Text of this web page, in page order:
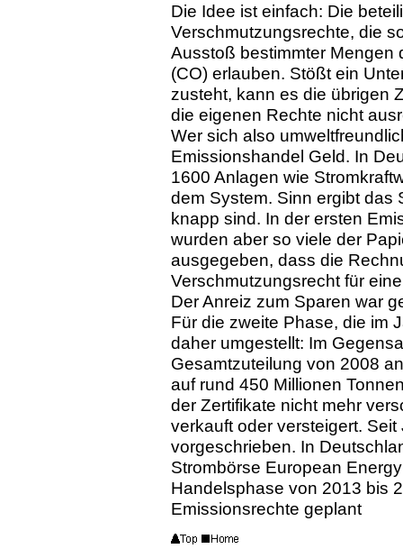
Die Idee ist einfach: Die
Verschmutzungsrechte, die
Ausstoß bestimmter Mengen
(CO) erlauben. Stößt ein
zusteht, kann es die übrigen
die eigenen Rechte nicht
Wer sich also
Emissionshandel Geld. In
1600 Anlagen wie
dem System. Sinn ergibt das
knapp sind. In der ersten
wurden aber so viele der
ausgegeben, dass die
Verschmutzungsrecht für
Der Anreiz zum Sparen war
Für die zweite Phase, die im
daher umgestellt: Im
Gesamtzuteilung von 2008
auf rund 450 Millionen
der Zertifikate nicht mehr
verkauft oder versteigert.
vorgeschrieben. In
Strombörse European
Handelsphase von 2013 bis
Emissionsrechte geplant